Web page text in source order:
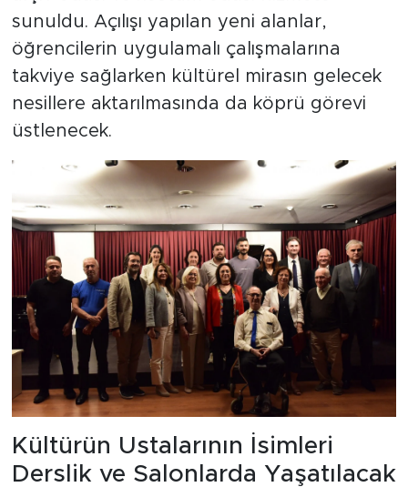
sunuldu. Açılışı yapılan yeni alanlar,
öğrencilerin uygulamalı çalışmalarına
takviye sağlarken kültürel mirasın gelecek
nesillere aktarılmasında da köprü görevi
üstlenecek.
Kültürün Ustalarının İsimleri
Derslik ve Salonlarda Yaşatılacak